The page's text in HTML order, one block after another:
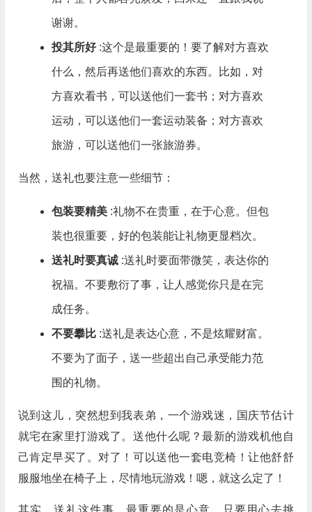
谢谢。
投其所好 :这个是最重要的！要了解对方喜欢
什么，然后再送他们喜欢的东西。比如，对
方喜欢看书，可以送他们一套书；对方喜欢
运动，可以送他们一套运动装备；对方喜欢
旅游，可以送他们一张旅游券。
当然，送礼也要注意一些细节：
包装要精美 :礼物不在贵重，在于心意。但包
装也很重要，好的包装能让礼物更显档次。
送礼时要真诚 :送礼时要面带微笑，表达你的
祝福。不要敷衍了事，让人感觉你只是在完
成任务。
不要攀比 :送礼是表达心意，不是炫耀财富。
不要为了面子，送一些超出自己承受能力范
围的礼物。
说到这儿，突然想到我表弟，一个游戏迷，国庆节估计
就宅在家里打游戏了。送他什么呢？最新的游戏机他自
己肯定早买了。对了！可以送他一套电竞椅！让他舒舒
服服地坐在椅子上，尽情地玩游戏！嗯，就这么定了！
其实，送礼这件事，最重要的是心意。只要用心去挑